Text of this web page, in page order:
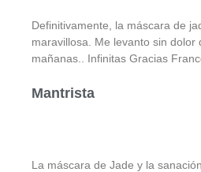
Definitivamente, la máscara de
maravillosa. Me levanto sin dolor
mañanas.. Infinitas Gracias
Mantrista
La máscara de Jade y la